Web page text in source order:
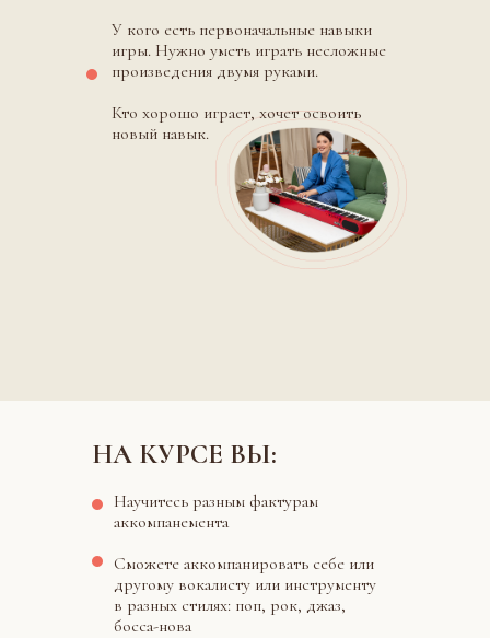
У кого есть первоначальные навыки
игры. Нужно уметь играть несложные
произведения двумя руками.
Кто хорошо играет, хочет освоить
новый навык.
Научитесь разным фактурам
аккомпанемента
Сможете аккомпанировать себе или
другому вокалисту или инструменту
в разных стилях: поп, рок, джаз,
босса-нова
НА КУРСЕ ВЫ: